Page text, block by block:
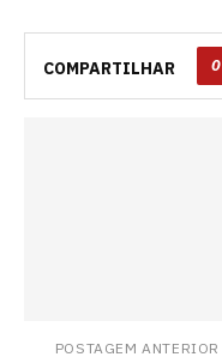
COMPARTILHAR 0
POSTAGEM ANTERIOR